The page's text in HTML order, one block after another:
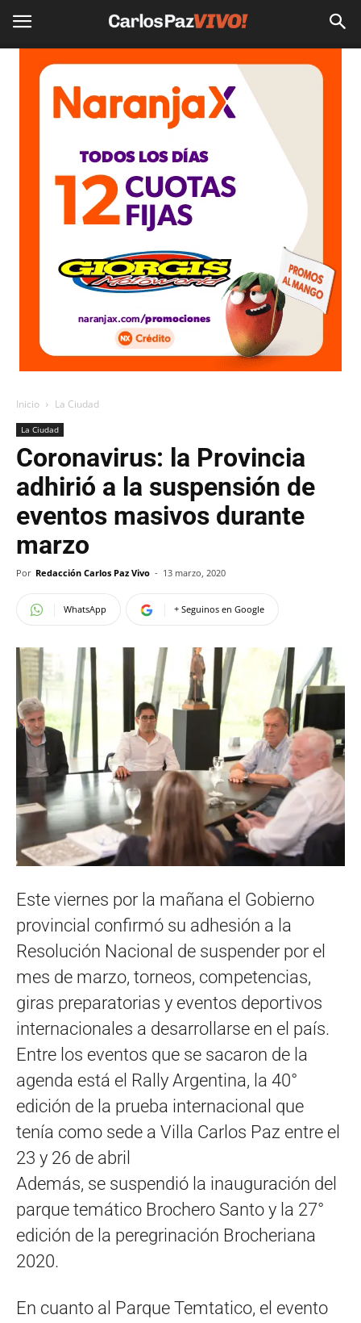
Inicio La Ciudad
La Ciudad
Coronavirus: la Provincia
adhirió a la suspensión de
eventos masivos durante
marzo
Por Redacción Carlos Paz Vivo - 13 marzo, 2020
WhatsApp + Seguinos en Google
Este viernes por la mañana el Gobierno
provincial confirmó su adhesión a la
Resolución Nacional de suspender por el
mes de marzo, torneos, competencias,
giras preparatorias y eventos deportivos
internacionales a desarrollarse en el país.
Entre los eventos que se sacaron de la
agenda está el Rally Argentina, la 40°
edición de la prueba internacional que
tenía como sede a Villa Carlos Paz entre el
23 y 26 de abril
Además, se suspendió la inauguración del
parque temático Brochero Santo y la 27°
edición de la peregrinación Brocheriana
2020.
En cuanto al Parque Temtatico, el evento